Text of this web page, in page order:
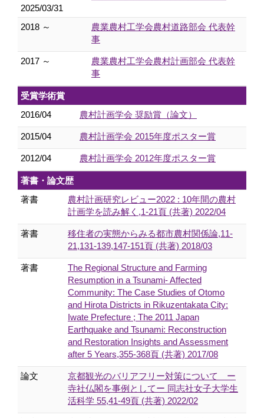
2025/03/31
2018 ～
農業農村工学会農村道路部会 代表幹
事
2017 ～
農業農村工学会農村計画部会 代表幹
事
受賞学術賞
2016/04
農村計画学会 奨励賞（論文）
2015/04 農村計画学会 2015年度ポスター賞
2012/04 農村計画学会 2012年度ポスター賞
著書・論文歴
著書
農村計画研究レビュー2022 : 10年間の農村
計画学を読み解く,1-21頁 (共著) 2022/04
著書
移住者の実態からみる都市農村関係論,11-
21,131-139,147-151頁 (共著) 2018/03
著書
The Regional Structure and Farming
Resumption in a Tsunami- Affected
Community: The Case Studies of Otomo
and Hirota Districts in Rikuzentakata City:
Iwate Prefecture ; The 2011 Japan
Earthquake and Tsunami: Reconstruction
and Restoration Insights and Assessment
after 5 Years,355-368頁 (共著) 2017/08
論文
京都観光のバリアフリー対策について ー
寺社仏閣を事例としてー 同志社女子大学生
活科学 55,41-49頁 (共著) 2022/02